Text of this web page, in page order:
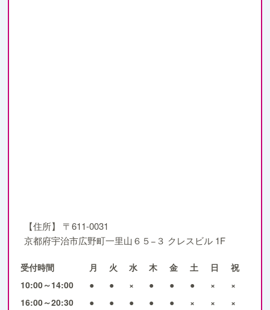
【住所】
〒611-0031
京都府宇治市広野町一里山６５−３ クレスビル 1F
受付時間 月 火 水 木 金 土 日
祝
10:00～14:00
● ● × ● ● ● ×
×
16:00～20:30
● ● ● ● ● × ×
×